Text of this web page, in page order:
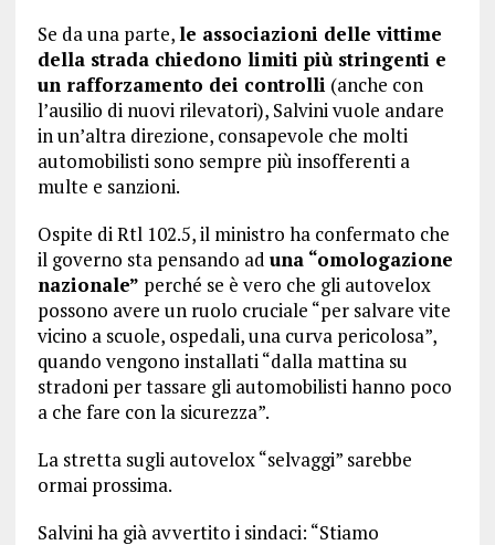
Se da una parte,le associazioni delle vittime
della strada chiedono limiti più stringenti e
un rafforzamento dei controlli (anche con
l’ausilio di nuovi rilevatori), Salvini vuole andare
in un’altra direzione, consapevole che molti
automobilisti sono sempre più insofferenti a
multe e sanzioni.
Ospite di Rtl 102.5, il ministro ha confermato che
il governo sta pensando ad una “omologazione
nazionale” perché se è vero che gli autovelox
possono avere un ruolo cruciale “per salvare vite
vicino a scuole, ospedali, una curva pericolosa”,
quando vengono installati “dalla mattina su
stradoni per tassare gli automobilisti hanno poco
a che fare con la sicurezza”.
La stretta sugli autovelox “selvaggi” sarebbe
ormai prossima.
Salvini ha già avvertito i sindaci: “Stiamo